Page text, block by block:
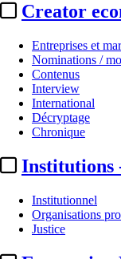
Creator
Entreprises et
Nominations /
Contenus
Interview
International
Décryptage
Chronique
Institutions
Institutionnel
Organisations
Justice